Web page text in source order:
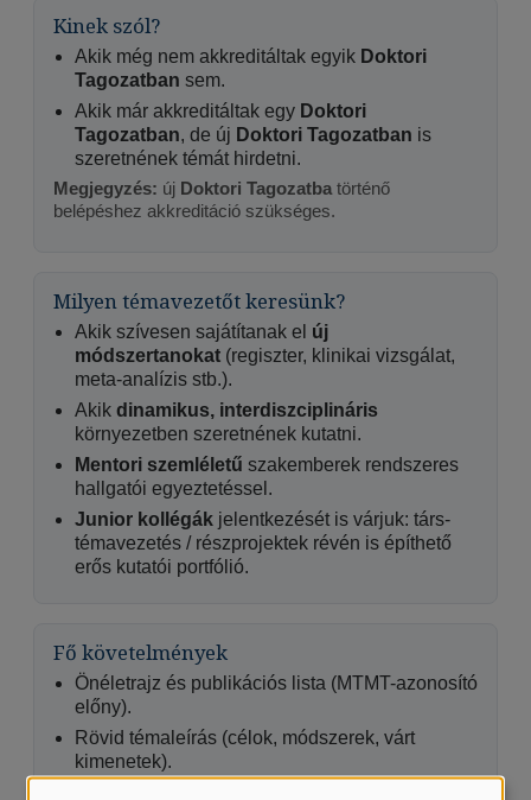
Kinek szól?
Akik még nem akkreditáltak egyik Doktori
Tagozatban sem.
Akik már akkreditáltak egy Doktori
Tagozatban, de új Doktori Tagozatban is
szeretnének témát hirdetni.
Megjegyzés: új Doktori Tagozatba történő
belépéshez akkreditáció szükséges.
Milyen témavezetőt keresünk?
Akik szívesen sajátítanak el új
módszertanokat(regiszter, klinikai vizsgálat,
meta-analízis stb.).
Akik dinamikus, interdiszciplináris
környezetben szeretnének kutatni.
Mentori szemléletű szakemberek rendszeres
hallgatói egyeztetéssel.
Junior kollégákjelentkezését is várjuk: társ-
témavezetés / részprojektek révén is építhető
erős kutatói portfólió.
Fő követelmények
Önéletrajz és publikációs lista (MTMT-azonosító
előny).
Rövid témaleírás (célok, módszerek, várt
kimenetek).